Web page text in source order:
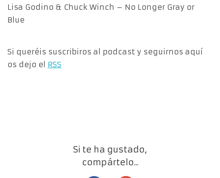
Lisa Godino & Chuck Winch – No Longer Gray or
Blue
Si queréis suscribiros al podcast y seguirnos aquí
os dejo el RSS
Si te ha gustado,
compártelo...